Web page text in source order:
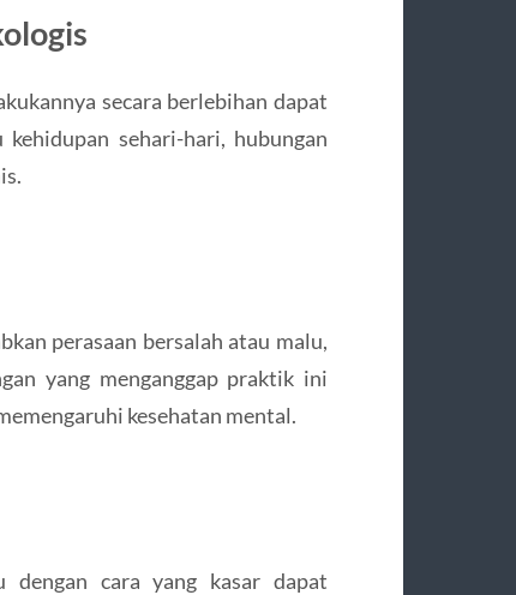
secara berlebihan dapat
kehidupan sehari-hari, hubungan
perasaan bersalah atau malu,
yang menganggap praktik ini
kesehatan mental.
cara yang kasar dapat